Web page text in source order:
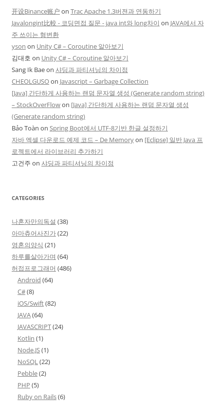
开设Binance账户 on Trac Apache 1.3버젼과 연동하기
Javalongint比較 - 코딩면접 질문 - java int와 long차이 on JAVA에서 자
주 쓰이는 형변환
yson on Unity C# – Coroutine 알아보기
김대호 on Unity C# – Coroutine 알아보기
Sang Ik Baeon 샤딩과 파티셔닝의 차이점
CHEOLGUSOon Javascript – Garbage Collection
[Java] 간단하게 사용하는 랜덤 문자열 생성 (Generate random string)
– StockOverFlowon [Java] 간단하게 사용하는 랜덤 문자열 생성
(Generate random string)
Bảo Toàn on Spring Boot에서 UTF-8기반 한글 설정하기
자바 엑셀 다운로드 예제 코드 – De Memoryon [Eclipse] 일반 Java 프
로젝트에서 라이브러리 추가하기
고건주 on 샤딩과 파티셔닝의 차이점
CATEGORIES
나혼자만의독설 (38)
아마츄어사진가(22)
영혼의양식 (21)
하루를살아가며 (64)
허접프로그래머 (486)
Android (64)
C#(8)
iOS/Swift(82)
JAVA(64)
JAVASCRIPT(24)
Kotlin (1)
Node.JS(1)
NoSQL(22)
Pebble(2)
PHP (5)
Ruby on Rails(6)